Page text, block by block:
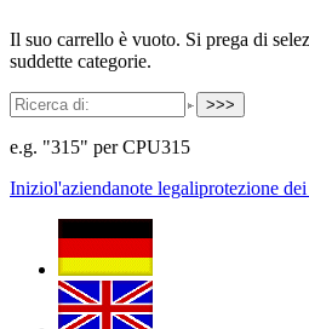
Il suo carrello è vuoto. Si prega di
suddette categorie.
>>>
e.g. "315" per CPU315
Iniziol'aziendanote legaliprotezione